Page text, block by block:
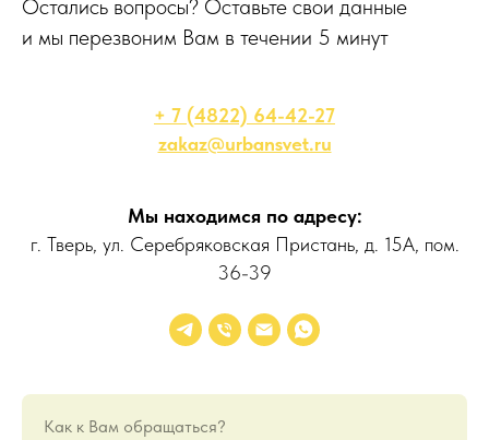
Остались вопросы? Оставьте свои данные
и мы перезвоним Вам в течении 5 минут
+ 7 (4822) 64-42-27
zakaz@urbansvet.ru
Мы находимся по адресу:
г. Тверь, ул. Серебряковская Пристань, д. 15А, пом.
36-39
Как к Вам обращаться?